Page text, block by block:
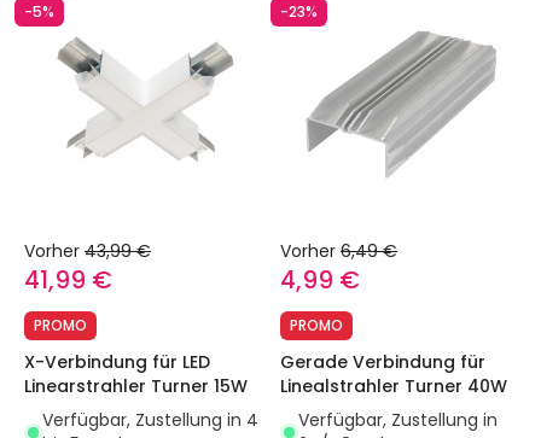
-5%
Vorher 43,99 €
41,99 €
PROMO
X-Verbindung für LED
Linearstrahler Turner 15W
Verfügbar, Zustellung in 4
-23%
Vorher 6,49 €
4,99 €
PROMO
Gerade Verbindung für
Linealstrahler Turner 40W
Verfügbar, Zustellung in